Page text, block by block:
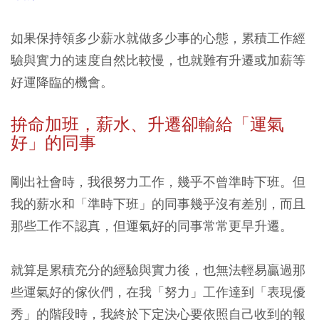
如果保持領多少薪水就做多少事的心態，累積工作經
驗與實力的速度自然比較慢，也就難有升遷或加薪等
好運降臨的機會。
拚命加班，薪水、升遷卻輸給「運氣
好」的同事
剛出社會時，我很努力工作，幾乎不曾準時下班。但
我的薪水和「準時下班」的同事幾乎沒有差別，而且
那些工作不認真，但運氣好的同事常常更早升遷。
就算是累積充分的經驗與實力後，也無法輕易贏過那
些運氣好的傢伙們，在我「努力」工作達到「表現優
秀」的階段時，我終於下定決心要依照自己收到的報